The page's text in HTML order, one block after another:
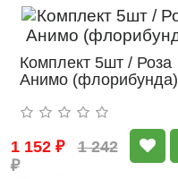
Комплект 5шт / Роза
Анимо (флорибунда)
1 152 ₽
1 242
₽